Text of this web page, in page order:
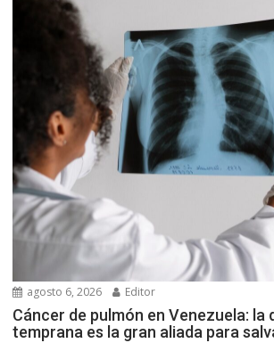
agosto 6, 2026 Editor
Cáncer de pulmón en Venezuela: la
temprana es la gran aliada para